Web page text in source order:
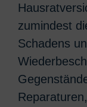
zumindest
Schadens